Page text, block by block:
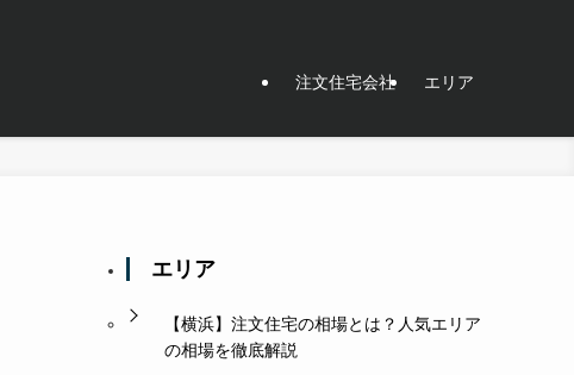
注文住宅会社 エリア
エリア
【横浜】注文住宅の相場とは？人気エリア
の相場を徹底解説